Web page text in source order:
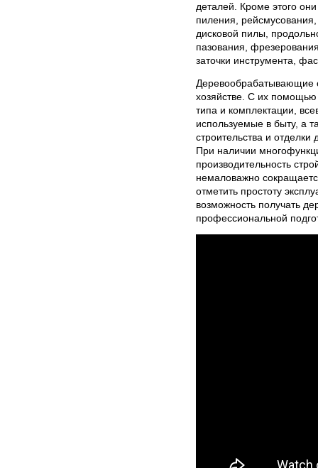
деталей. Кроме этого
пиления,
дисковой пилы,
пазования,
заточки инструмента,
Деревообрабатывающие
хозяйстве. С их
типа и комплектации,
используемые в быту, а
строительства и
При наличии
производительность
немаловажно
отметить простоту
возможность получать
профессиональной